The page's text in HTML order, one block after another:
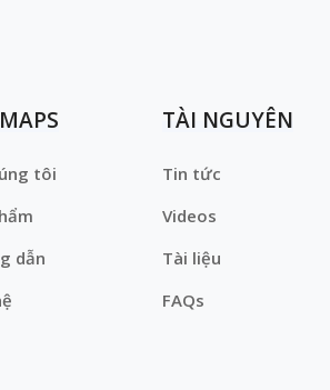
tôi
dẫn
TÀI NGUYÊN
Tin tức
Videos
Tài liệu
FAQs